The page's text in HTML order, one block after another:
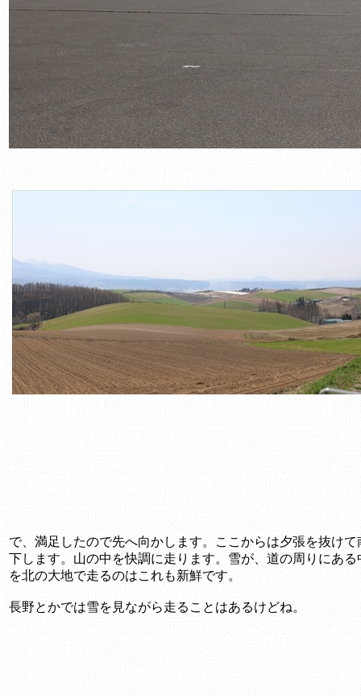
で、満足したので先へ向かします。ここからは夕張を抜けて
下します。山の中を快調に走ります。雪が、道の周りにある
を北の大地で走るのはこれも新鮮です。
長野とかでは雪を見ながら走ることはあるけどね。